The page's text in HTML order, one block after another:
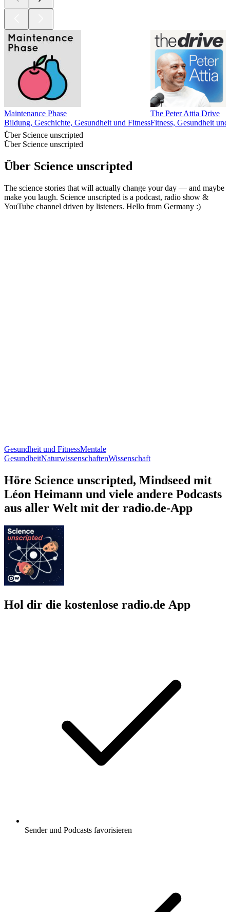
Maintenance Phase
Bildung, Geschichte, Gesundheit und Fitness
The Peter Attia Drive
Fitness, Gesundheit
Über Science unscripted
Über Science unscripted
Über Science unscripted
The science stories that will actually change your day — and maybe
make you laugh. Science unscripted is a podcast, radio show &
YouTube channel driven by listeners. Hello from Germany :)
Gesundheit und FitnessMentale
GesundheitNaturwissenschaftenWissenschaft
Höre Science unscripted, Mindseed mit
Léon Heimann und viele andere Podcasts
aus aller Welt mit der radio.de-App
Hol dir die kostenlose radio.de App
Sender und Podcasts favorisieren